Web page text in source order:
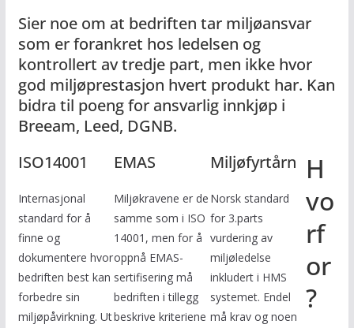
Sier noe om at bedriften tar miljøansvar
som er forankret hos ledelsen og
kontrollert av tredje part, men ikke hvor
god miljøprestasjon hvert produkt har. Kan
bidra til poeng for ansvarlig innkjøp i
Breeam, Leed, DGNB.
ISO14001
Internasjonal
standard for å
finne og
dokumentere hvor
bedriften best kan
forbedre sin
miljøpåvirkning. Ut
EMAS
Miljøkravene er de
samme som i ISO
14001, men for å
oppnå EMAS-
sertifisering må
bedriften i tillegg
beskrive kriteriene
Miljøfyrtårn
Norsk standard
for 3.parts
vurdering av
miljøledelse
inkludert i HMS
systemet. Endel
må krav og noen
H
vo
rf
or
?